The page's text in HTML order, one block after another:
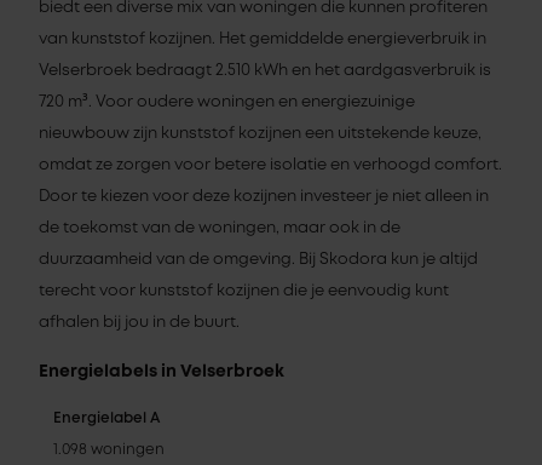
biedt een diverse mix van woningen die kunnen profiteren
van kunststof kozijnen. Het gemiddelde energieverbruik in
Velserbroek bedraagt 2.510 kWh en het aardgasverbruik is
720 m³. Voor oudere woningen en energiezuinige
nieuwbouw zijn kunststof kozijnen een uitstekende keuze,
omdat ze zorgen voor betere isolatie en verhoogd comfort.
Door te kiezen voor deze kozijnen investeer je niet alleen in
de toekomst van de woningen, maar ook in de
duurzaamheid van de omgeving. Bij Skodora kun je altijd
terecht voor kunststof kozijnen die je eenvoudig kunt
afhalen bij jou in de buurt.
Energielabels in Velserbroek
Energielabel A
1.098 woningen